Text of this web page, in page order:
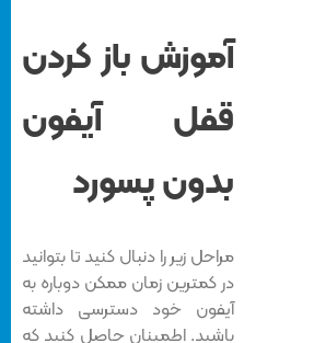
آموزش باز کردن
قفل آیفون
بدون پسورد
مراحل زیر را دنبال کنید تا بتوانید
در کمترین زمان ممکن دوباره به
آیفون خود دسترسی داشته
باشید. اطمینان حاصل کنید که